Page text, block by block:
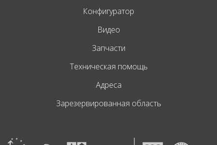
Конфигуратор
Видео
Запчасти
Техническая помощь
Адреса
Зарезервированная область